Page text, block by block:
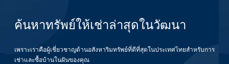
ค้นหาทรัพย์ให้เช่าล่าสุดในวัฒนา
เพราะเราคือผู้เชี่ยวชาญด้านอสังหาริมทรัพย์ที่ดีที่สุดในประเทศไทยสำหรับการ
เช่าและซื้อบ้านในฝันของคุณ